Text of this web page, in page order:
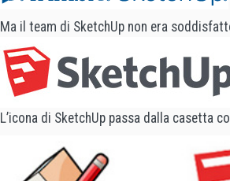
Ma il team di SketchUp non era
L’icona di SketchUp passa dalla casetta